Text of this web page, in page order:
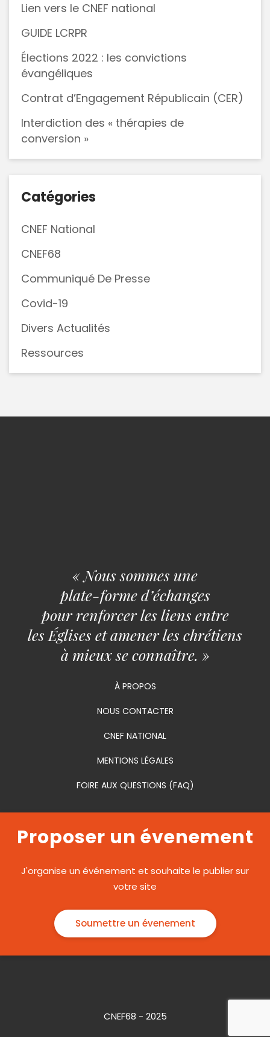
Lien vers le CNEF national
GUIDE LCRPR
Élections 2022 : les convictions
évangéliques
Contrat d’Engagement Républicain (CER)
Interdiction des « thérapies de
conversion »
Catégories
CNEF National
CNEF68
Communiqué De Presse
Covid-19
Divers Actualités
Ressources
« Nous sommes une
plate-forme d’échanges
pour renforcer les liens entre
les Églises et amener les chrétiens
à mieux se connaître. »
À PROPOS
NOUS CONTACTER
CNEF NATIONAL
MENTIONS LÉGALES
FOIRE AUX QUESTIONS (FAQ)
Proposer un évenement
J'organise un événement et souhaite le publier sur
votre site
Soumettre un évenement
CNEF68 - 2025